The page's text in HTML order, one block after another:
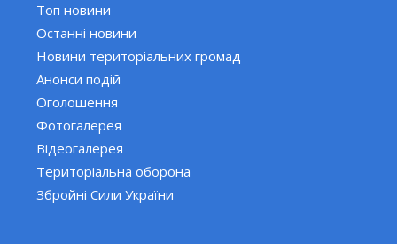
Топ новини
Останні новини
Новини територіальних громад
Анонси подій
Оголошення
Фотогалерея
Відеогалерея
Територіальна оборона
Збройні Сили України